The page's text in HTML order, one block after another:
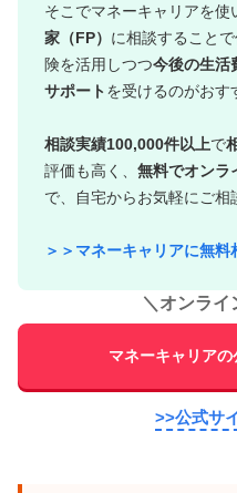
そこでマネーキャリアを使
家（FP） に相談すること
険を活用しつつ今後の生活
サポートを受けるのがおす
相談実績100,000件以上で
評価も高く、 無料でオンラ
で、自宅からお気軽にご相
＞＞マネーキャリアに無料
＼ オンライ
マネーキャリア
>>公式サ